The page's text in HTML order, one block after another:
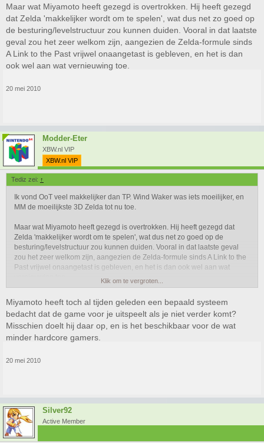
Maar wat Miyamoto heeft gezegd is overtrokken. Hij heeft gezegd
dat Zelda 'makkelijker wordt om te spelen', wat dus net zo goed op
de besturing/levelstructuur zou kunnen duiden. Vooral in dat laatste
geval zou het zeer welkom zijn, aangezien de Zelda-formule sinds
A Link to the Past vrijwel onaangetast is gebleven, en het is dan
ook wel aan wat vernieuwing toe.
20 mei 2010
Modder-Eter
XBW.nl VIP
XBW.nl VIP
Tediz zei: ↑
Ik vond OoT veel makkelijker dan TP. Wind Waker was iets moeilijker, en
MM de moeilijkste 3D Zelda tot nu toe.
Maar wat Miyamoto heeft gezegd is overtrokken. Hij heeft gezegd dat
Zelda 'makkelijker wordt om te spelen', wat dus net zo goed op de
besturing/levelstructuur zou kunnen duiden. Vooral in dat laatste geval
zou het zeer welkom zijn, aangezien de Zelda-formule sinds A Link to the
Past vrijwel onaangetast is gebleven, en het is dan ook wel aan wat
Klik om te vergroten...
Miyamoto heeft toch al tijden geleden een bepaald systeem
bedacht dat de game voor je uitspeelt als je niet verder komt?
Misschien doelt hij daar op, en is het beschikbaar voor de wat
minder hardcore gamers.
20 mei 2010
Silver92
Active Member